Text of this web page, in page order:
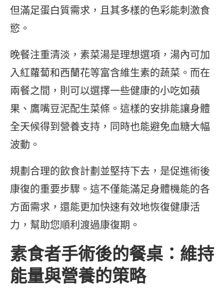
但滿足蛋白質需求，且其多樣的色彩能刺激食
慾。
晚餐注重清淡，素菜湯是理想選項，湯內可加
入紅蘿蔔和西蘭花等富含維生素的蔬菜。而在
兩餐之間，則可以選擇一些健康的小吃如蘋
果、鷹嘴豆泥配生菜條。這樣的安排能讓身體
全天候得到營養支持，同時也能避免血糖大幅
波動。
規劃合理的飲食計劃並堅持下去，是促進術後
康復的重要步驟。這不僅能滿足身體機能的各
方面需求，還能更加快速有效地恢復健康活
力，幫助您順利渡過康復期。
素食者手術後的餐桌：維持
能量與營養的策略